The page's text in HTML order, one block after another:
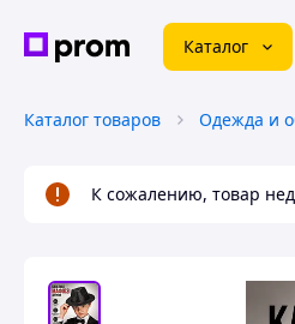
Каталог
Каталог товаров Одежда и
К сожалению, товар